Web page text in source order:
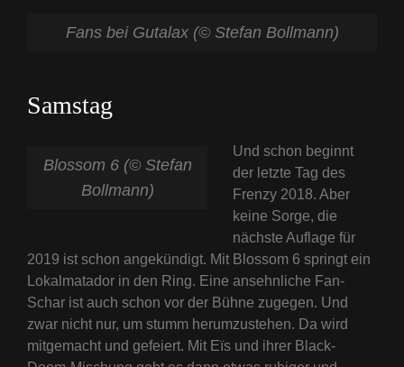
Fans bei Gutalax (© Stefan Bollmann)
Samstag
Blossom 6 (© Stefan
Bollmann)
Und schon beginnt
der letzte Tag des
Frenzy 2018. Aber
keine Sorge, die
nächste Auflage für
2019 ist schon angekündigt. Mit Blossom 6 springt ein
Lokalmatador in den Ring. Eine ansehnliche Fan-
Schar ist auch schon vor der Bühne zugegen. Und
zwar nicht nur, um stumm herumzustehen. Da wird
mitgemacht und gefeiert. Mit Eïs und ihrer Black-